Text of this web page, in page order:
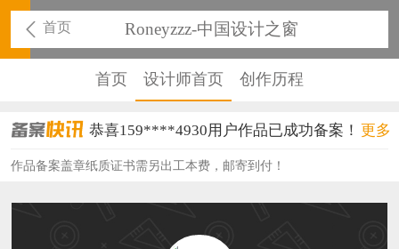
首页 Roneyzzz-中国设计之窗
首页 设计师首页 创作历程
恭喜159****4930用户作品已成功备案！
恭喜150****6483用户作品已成功备案！
恭喜131****2473用户作品已成功备案！
恭喜159****4201用户作品已成功备案！
更多
作品备案盖章纸质证书需另出工本费，邮寄到付！